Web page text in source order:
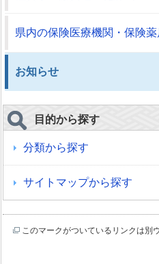
県内の保険医療機関・保険薬
お知らせ
目的から探す
分類から探す
サイトマップから探す
このマークがついているリンクは別